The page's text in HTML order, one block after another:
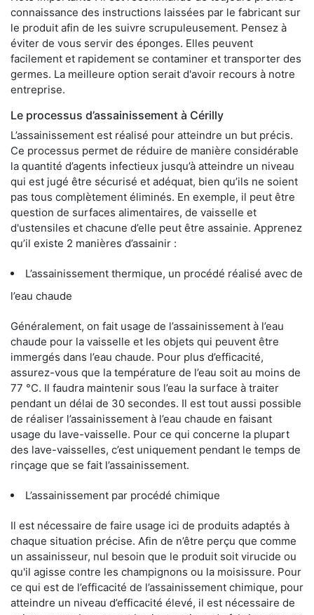
connaissance des instructions laissées par le fabricant sur
le produit afin de les suivre scrupuleusement. Pensez à
éviter de vous servir des éponges. Elles peuvent
facilement et rapidement se contaminer et transporter des
germes. La meilleure option serait d'avoir recours à notre
entreprise.
Le processus d’assainissement à Cérilly
L’assainissement est réalisé pour atteindre un but précis.
Ce processus permet de réduire de manière considérable
la quantité d’agents infectieux jusqu’à atteindre un niveau
qui est jugé être sécurisé et adéquat, bien qu’ils ne soient
pas tous complètement éliminés. En exemple, il peut être
question de surfaces alimentaires, de vaisselle et
d'ustensiles et chacune d’elle peut être assainie. Apprenez
qu’il existe 2 manières d’assainir :
L’assainissement thermique, un procédé réalisé avec de
l’eau chaude
Généralement, on fait usage de l’assainissement à l’eau
chaude pour la vaisselle et les objets qui peuvent être
immergés dans l’eau chaude. Pour plus d’efficacité,
assurez-vous que la température de l’eau soit au moins de
77 °C. Il faudra maintenir sous l’eau la surface à traiter
pendant un délai de 30 secondes. Il est tout aussi possible
de réaliser l’assainissement à l’eau chaude en faisant
usage du lave-vaisselle. Pour ce qui concerne la plupart
des lave-vaisselles, c’est uniquement pendant le temps de
rinçage que se fait l’assainissement.
L’assainissement par procédé chimique
Il est nécessaire de faire usage ici de produits adaptés à
chaque situation précise. Afin de n’être perçu que comme
un assainisseur, nul besoin que le produit soit virucide ou
qu'il agisse contre les champignons ou la moisissure. Pour
ce qui est de l’efficacité de l’assainissement chimique, pour
atteindre un niveau d’efficacité élevé, il est nécessaire de